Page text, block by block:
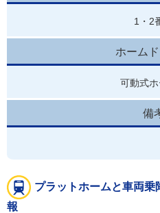
1・2
ホーム
可動式
備
プラットホームと車両
報